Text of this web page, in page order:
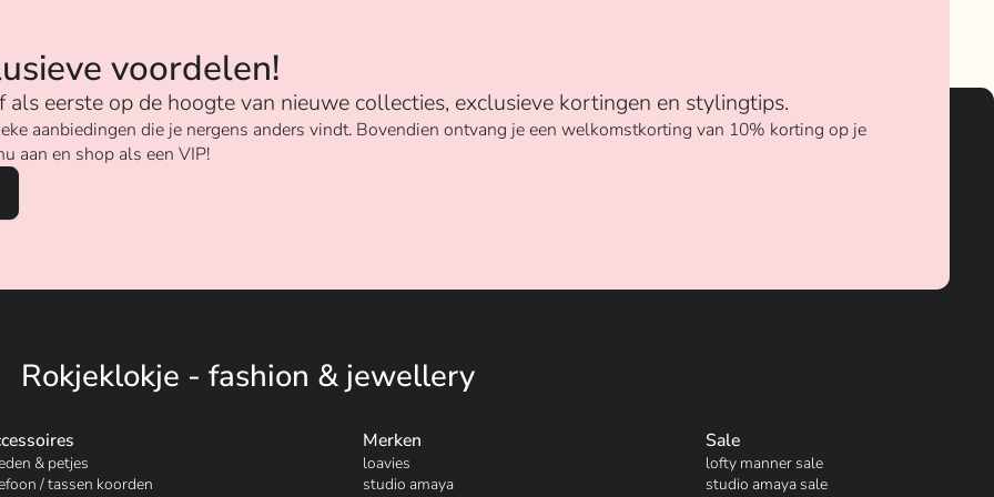
voordelen!
eerste op de hoogte van nieuwe collecties, exclusieve kortingen en stylingtips.
aanbiedingen die je nergens anders vindt. Bovendien ontvang je een welkomstkorting van 10% korting op je
aan en shop als een VIP!
Rokjeklokje - fashion & jewellery
& petjes
/ tassen koorden
Merken
loavies
studio amaya
Sale
lofty manner sale
studio amaya sale